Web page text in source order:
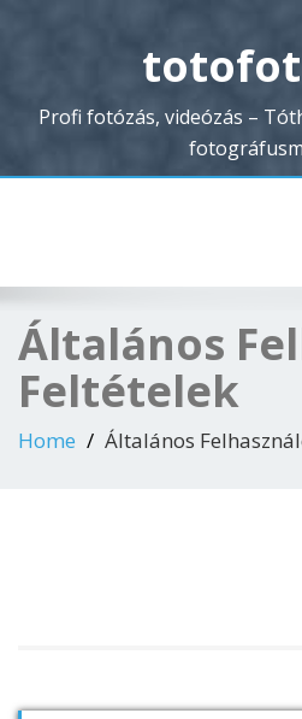
Profi fotózás, videózás –
Általános
Feltételek
Home Általános